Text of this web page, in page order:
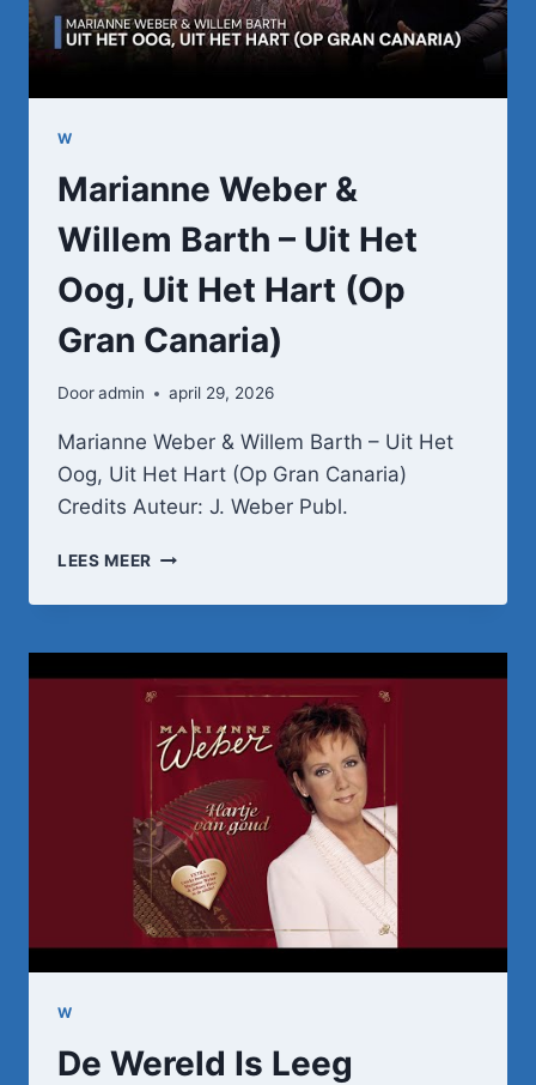
WENSEN
(OP
GRAN
W
Marianne Weber &
Willem Barth – Uit Het
Oog, Uit Het Hart (Op
Gran Canaria)
Dooradmin april 29, 2026
Marianne Weber & Willem Barth – Uit Het
Oog, Uit Het Hart (Op Gran Canaria)
Credits Auteur: J. Weber Publ.
LEES MEER MARIANNE
&
BARTH
–
UIT
HET
OOG,
HET
HART
(OP
GRAN
CANARIA)
W
De Wereld Is Leeg